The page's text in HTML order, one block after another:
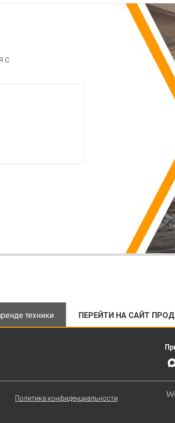
с
техники ПЕРЕЙТИ НА САЙТ
Политика конфиденциальности